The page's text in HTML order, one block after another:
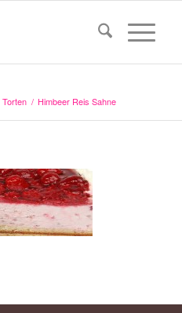
Torten / Himbeer Reis Sahne